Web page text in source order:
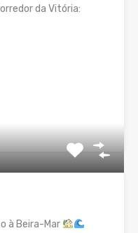
da Vitória:
à Beira-Mar